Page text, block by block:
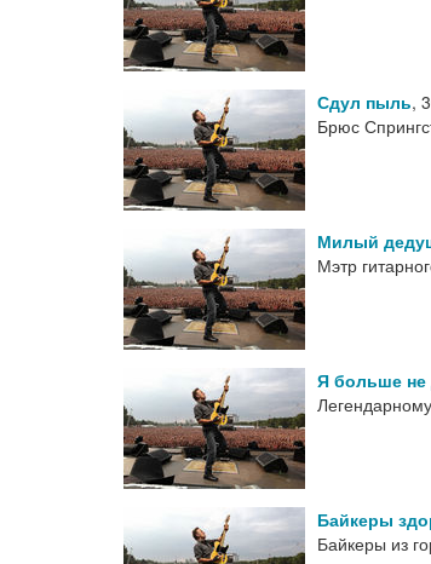
Сдул пыль,
Брюс
Милый
Мэтр
Я больше не
Байкеры
Байкеры из